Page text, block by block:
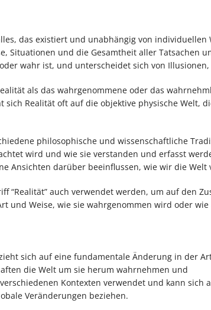
das existiert und unabhängig von
Situationen und die Gesamtheit aller Tatsachen
wahr ist, und unterscheidet sich von
als das wahrgenommene oder das
sich Realität oft auf die objektive physische Welt,
philosophische und wissenschaftliche
wird und wie sie verstanden und erfasst
Ansichten darüber beeinflussen, wie wir die
“Realität” auch verwendet werden, um auf den
und Weise, wie sie wahrgenommen wird oder
sich auf eine fundamentale Änderung in der
die Welt um sie herum wahrnehmen und
Kontexten verwendet und kann sich
Veränderungen beziehen.